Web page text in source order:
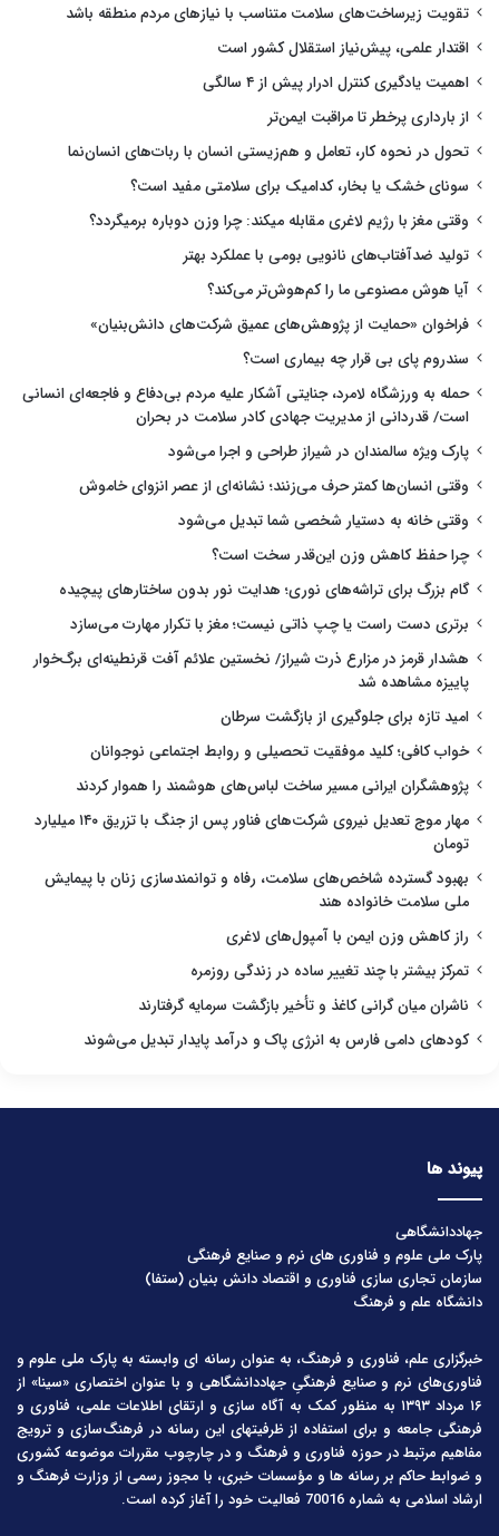
تقویت زیرساخت‌های سلامت متناسب با نیازهای مردم منطقه باشد
اقتدار علمی، پیش‌نیاز استقلال کشور است
اهمیت یادگیری کنترل ادرار پیش از ۴ سالگی
از بارداری پرخطر تا مراقبت ایمن‌تر
تحول در نحوه کار، تعامل و هم‌زیستی انسان با ربات‌های انسان‌نما
سونای خشک یا بخار، کدامیک برای سلامتی مفید است؟
وقتی مغز با رژیم لاغری مقابله میکند: چرا وزن دوباره برمیگردد؟
تولید ضدآفتاب‌های نانویی بومی با عملکرد بهتر
آیا هوش مصنوعی ما را کم‌هوش‌تر می‌کند؟
فراخوان «حمایت از پژوهش‌های عمیق شرکت‌های دانش‌بنیان»
سندروم پای بی قرار چه بیماری است؟
حمله به ورزشگاه لامرد، جنایتی آشکار علیه مردم بی‌دفاع و فاجعه‌ای انسانی
است/ قدردانی از مدیریت جهادی کادر سلامت در بحران
پارک ویژه سالمندان در شیراز طراحی و اجرا می‌شود
وقتی انسان‌ها کمتر حرف می‌زنند؛ نشانه‌ای از عصر انزوای خاموش
وقتی خانه به دستیار شخصی شما تبدیل می‌شود
چرا حفظ کاهش وزن این‌قدر سخت است؟
گام بزرگ برای تراشه‌های نوری؛ هدایت نور بدون ساختارهای پیچیده
برتری دست راست یا چپ ذاتی نیست؛ مغز با تکرار مهارت می‌سازد
هشدار قرمز در مزارع ذرت شیراز/ نخستین علائم آفت قرنطینه‌ای برگ‌خوار
پاییزه مشاهده شد
امید تازه برای جلوگیری از بازگشت سرطان
خواب کافی؛ کلید موفقیت تحصیلی و روابط اجتماعی نوجوانان
پژوهشگران ایرانی مسیر ساخت لباس‌های هوشمند را هموار کردند
مهار موج تعدیل نیروی شرکت‌های فناور پس از جنگ با تزریق ۱۴۰ میلیارد
تومان
بهبود گسترده شاخص‌های سلامت، رفاه و توانمندسازی زنان با پیمایش
ملی سلامت خانواده هند
راز کاهش وزن ایمن با آمپول‌های لاغری
تمرکز بیشتر با چند تغییر ساده در زندگی روزمره
ناشران میان گرانی کاغذ و تأخیر بازگشت سرمایه گرفتارند
کودهای دامی فارس به انرژی پاک و درآمد پایدار تبدیل می‌شوند
پیوند ها
جهاددانشگاهی
پارک ملی علوم و فناوری های نرم و صنایع فرهنگی
سازمان تجاری سازی فناوری و اقتصاد دانش بنیان (ستفا)
دانشگاه علم و فرهنگ
خبرگزاری علم، فناوری و فرهنگ، به عنوان رسانه ای وابسته به پارک ملی علوم و
فناوری‌های نرم و صنایع فرهنگیِ جهاددانشگاهی و با عنوان اختصاری «سینا» از
۱۶ مرداد ۱۳۹۳ به منظور کمک به آگاه سازی و ارتقای اطلاعات علمی، فناوری و
فرهنگی جامعه و برای استفاده از ظرفیتهای این رسانه در فرهنگ‌سازی و ترویج
مفاهیم مرتبط در حوزه فناوری و فرهنگ و در چارچوب مقررات موضوعه کشوری
و ضوابط حاکم بر رسانه ها و مؤسسات خبری، با مجوز رسمی از وزارت فرهنگ و
ارشاد اسلامی به شماره 70016 فعالیت خود را آغاز کرده است.